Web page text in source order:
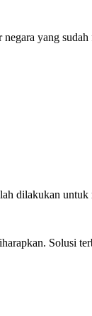
yang
dilakukan
Solusi